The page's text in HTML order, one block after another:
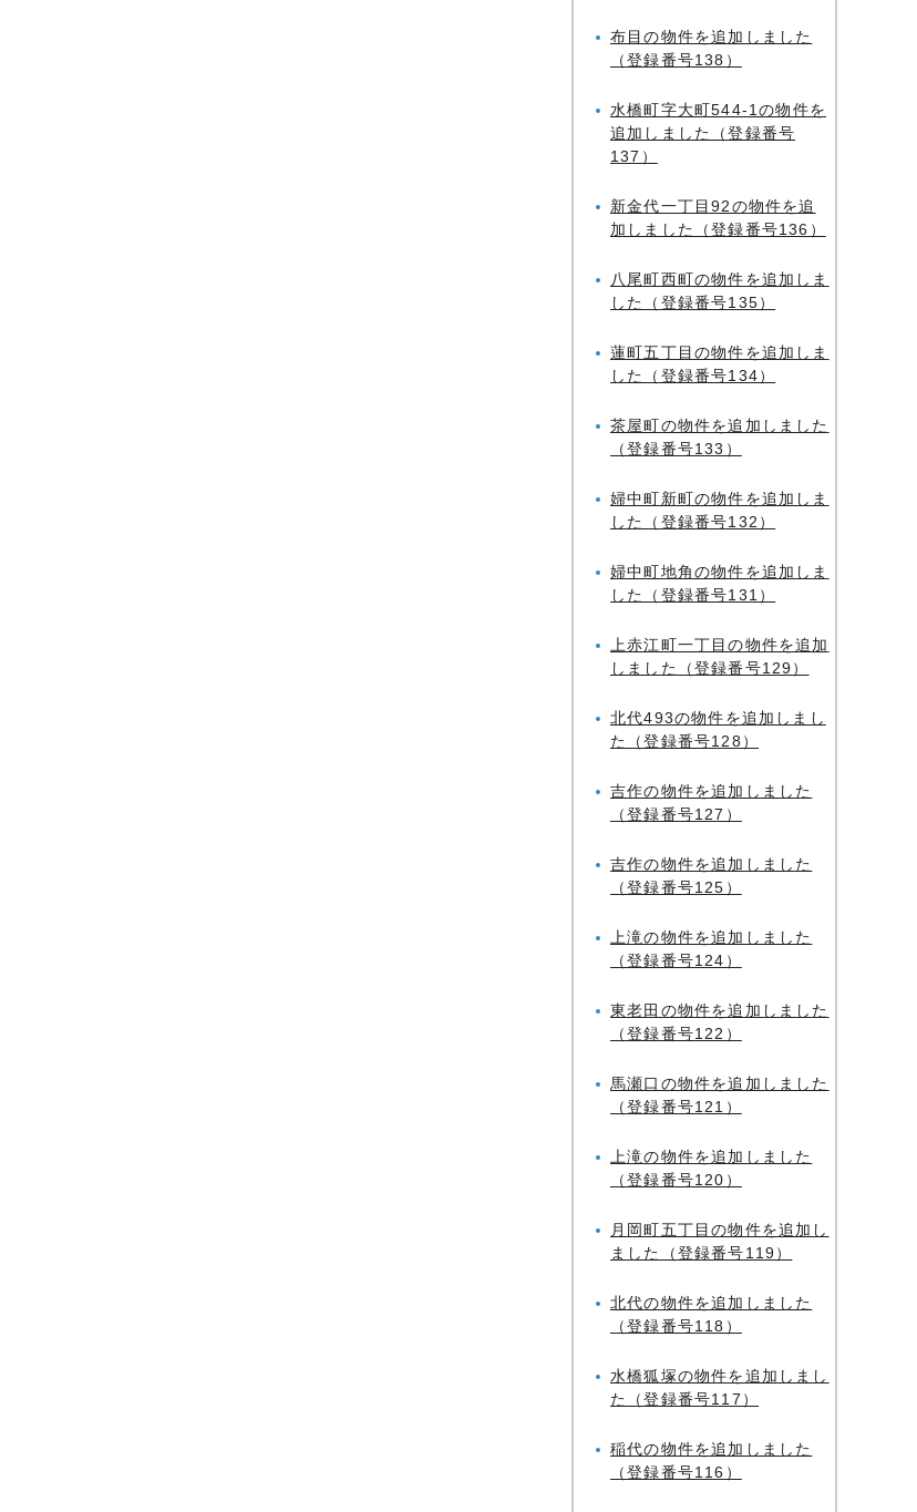
布目の物件を追加しました
（登録番号138）
水橋町字大町544-1の物件を
追加しました（登録番号
137）
新金代一丁目92の物件を追
加しました（登録番号136）
八尾町西町の物件を追加しま
した（登録番号135）
蓮町五丁目の物件を追加しま
した（登録番号134）
茶屋町の物件を追加しました
（登録番号133）
婦中町新町の物件を追加しま
した（登録番号132）
婦中町地角の物件を追加しま
した（登録番号131）
上赤江町一丁目の物件を追加
しました（登録番号129）
北代493の物件を追加しまし
た（登録番号128）
吉作の物件を追加しました
（登録番号127）
吉作の物件を追加しました
（登録番号125）
上滝の物件を追加しました
（登録番号124）
東老田の物件を追加しました
（登録番号122）
馬瀬口の物件を追加しました
（登録番号121）
上滝の物件を追加しました
（登録番号120）
月岡町五丁目の物件を追加し
ました（登録番号119）
北代の物件を追加しました
（登録番号118）
水橋狐塚の物件を追加しまし
た（登録番号117）
稲代の物件を追加しました
（登録番号116）